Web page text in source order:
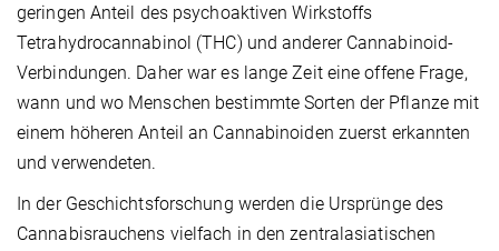
geringen Anteil des psychoaktiven Wirkstoffs
Tetrahydrocannabinol (THC) und anderer Cannabinoid-
Verbindungen. Daher war es lange Zeit eine offene Frage,
wann und wo Menschen bestimmte Sorten der Pflanze mit
einem höheren Anteil an Cannabinoiden zuerst erkannten
und verwendeten.
In der Geschichtsforschung werden die Ursprünge des
Cannabisrauchens vielfach in den zentralasiatischen